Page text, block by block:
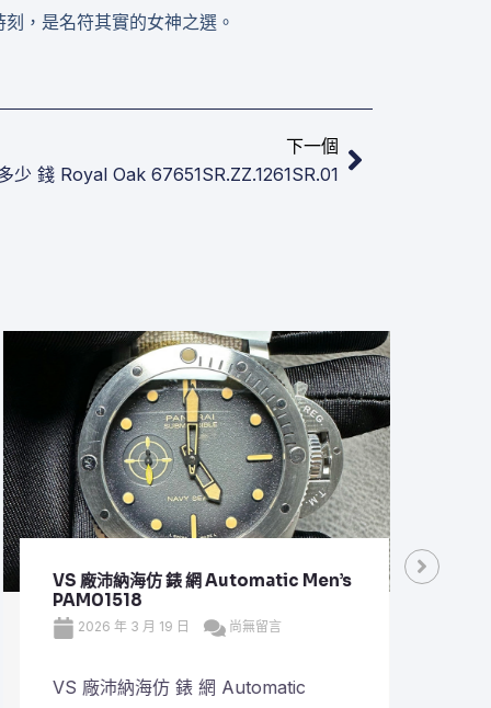
，是名符其實的女神之選。
下一個
少 錢​ Royal Oak 67651SR.ZZ.1261SR.01
下一篇
VS 廠沛納海仿 錶 網 Automatic Men’s
PAM01518
2026 年 3 月 19 日 尚無留言
VS 廠沛納海仿 錶 網 Automatic